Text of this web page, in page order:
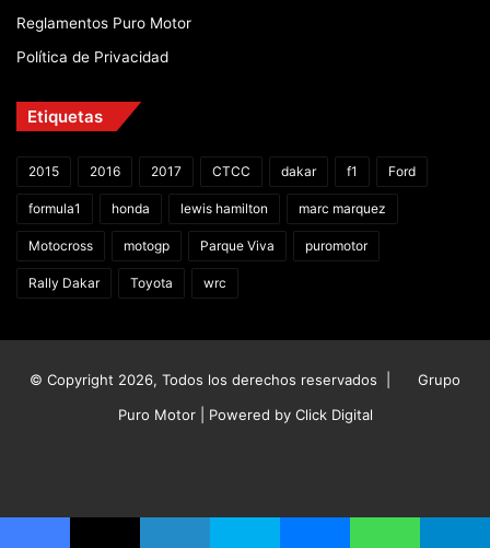
Reglamentos Puro Motor
Política de Privacidad
Etiquetas
2015 2016 2017 CTCC dakar f1 Ford
formula1 honda lewis hamilton marc marquez
Motocross motogp Parque Viva puromotor
Rally Dakar Toyota wrc
© Copyright 2026, Todos los derechos reservados |
Grupo
Puro Motor | Powered by Click Digital